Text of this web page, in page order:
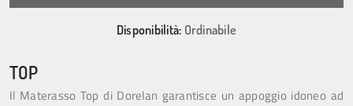
Disponibilità: Ordinabile
TOP
Il Materasso Top di Dorelan garantisce un appoggio idoneo ad